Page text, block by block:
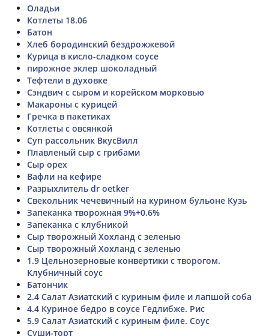
Оладьи
Котлеты 18.06
Батон
Хлеб бородинский бездрожжевой
Курица в кисло-сладком соусе
пирожное эклер шоколадный
Тефтели в духовке
Сэндвич с сыром и корейском морковью
Макароны с курицей
Гречка в пакетиках
Котлеты с овсянкой
Суп рассольник ВкусВилл
Плавленый сыр с грибами
Сыр орех
Вафли на кефире
Разрыхлитель dr oetker
Свекольник чечевичный на курином бульоне Кузь
Запеканка творожная 9%+0.6%
Запеканка с клубникой
Сыр творожный Хохланд с зеленью
Сыр творожный Хохланд с зеленью
1.9 Цельнозерновые конвертики с творогом.
Клубничный соус
Батончик
2.4 Салат Азиатский с куриным филе и лапшой соба
4.4 Куриное бедро в соусе Гедлибже. Рис
5.9 Салат Азиатский с куриным филе. Соус
Суши-торт